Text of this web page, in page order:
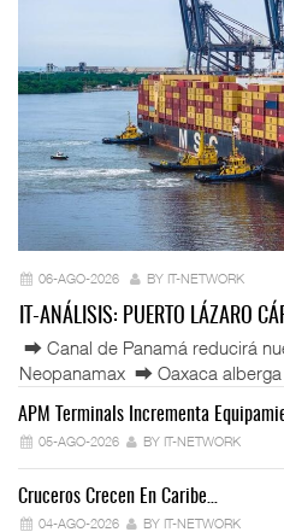
06-AGO-2026 BY IT-NETWORK
IT-ANÁLISIS: PUERTO LÁZARO
⮕ Canal de Panamá reducirá
Neopanamax ⮕ Oaxaca alberga
APM Terminals Incrementa
05-AGO-2026 BY IT-NETWORK
Cruceros Crecen En Caribe…
04-AGO-2026 BY IT-NETWORK